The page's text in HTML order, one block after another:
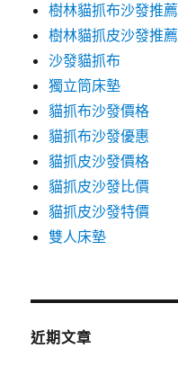
樹林貓抓布沙發推薦
樹林貓抓皮沙發推薦
沙發貓抓布
獨立筒床墊
貓抓布沙發價格
貓抓布沙發優惠
貓抓皮沙發價格
貓抓皮沙發比價
貓抓皮沙發特價
雙人床墊
近期文章